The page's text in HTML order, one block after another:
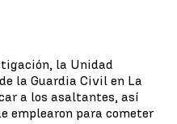
la Unidad
la Guardia Civil en La
a los asaltantes, así
emplearon para cometer